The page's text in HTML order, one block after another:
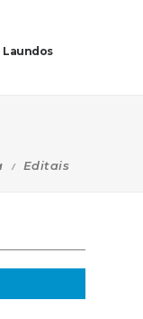
Editais